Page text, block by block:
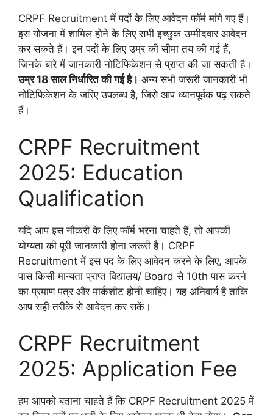
CRPF Recruitment में पदों के लिए आवेदन फॉर्म मांगे गए हैं।
इस योजना में शामिल होने के लिए सभी इच्छुक उम्मीदवार आवेदन
कर सकते हैं। इन पदों के लिए उम्र की सीमा तय की गई हैं,
जिनके बारे में जानकारी नोटिफिकेशन से प्राप्त की जा सकती है।
उम्र 18 साल निर्धारित की गई है। अन्य सभी जरूरी जानकारी भी
नोटिफिकेशन के जरिए उपलब्ध है, जिसे आप ध्यानपूर्वक पढ़ सकते
हैं।
CRPF Recruitment
2025: Education
Qualification
यदि आप इस नौकरी के लिए फॉर्म भरना चाहते हैं, तो आपकी
योग्यता की पूरी जानकारी होना जरूरी है। CRPF
Recruitment में इस पद के लिए आवेदन करने के लिए, आपके
पास किसी मान्यता प्राप्त विद्यालय/ Board से 10th पास करने
का प्रमाण पत्र और मार्कशीट होनी चाहिए। यह अनिवार्य है ताकि
आप सही तरीके से आवेदन कर सकें।
CRPF Recruitment
2025: Application Fee
हम आपको बताना चाहते हैं कि CRPF Recruitment 2025 में